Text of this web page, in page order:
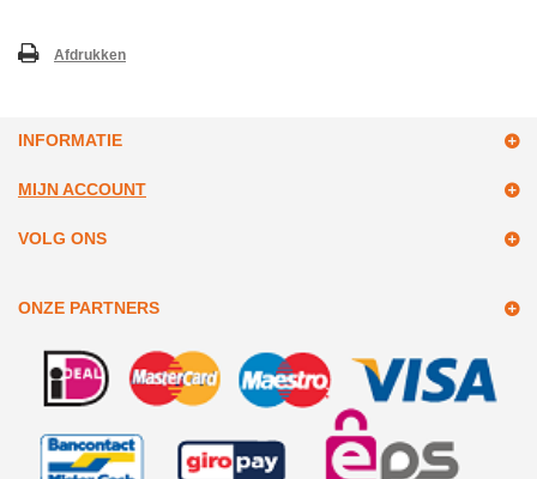
Afdrukken
INFORMATIE
MIJN ACCOUNT
VOLG ONS
ONZE PARTNERS